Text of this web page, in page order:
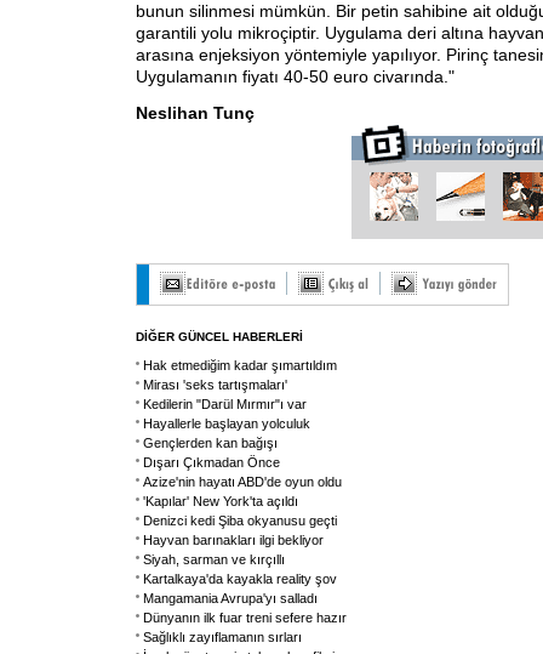
bunun silinmesi mümkün. Bir petin sahibine ait
garantili yolu mikroçiptir. Uygulama deri altına
arasına enjeksiyon yöntemiyle yapılıyor. Pirinç
Uygulamanın fiyatı 40-50 euro civarında."
Neslihan Tunç
DİĞER GÜNCEL HABERLERİ
Hak etmediğim kadar şımartıldım
Mirası 'seks tartışmaları'
Kedilerin "Darül Mırmır"ı var
Hayallerle başlayan yolculuk
Gençlerden kan bağışı
Dışarı Çıkmadan Önce
Azize'nin hayatı ABD'de oyun oldu
'Kapılar' New York'ta açıldı
Denizci kedi Şiba okyanusu geçti
Hayvan barınakları ilgi bekliyor
Siyah, sarman ve kırçıllı
Kartalkaya'da kayakla reality şov
Mangamania Avrupa'yı salladı
Dünyanın ilk fuar treni sefere hazır
Sağlıklı zayıflamanın sırları